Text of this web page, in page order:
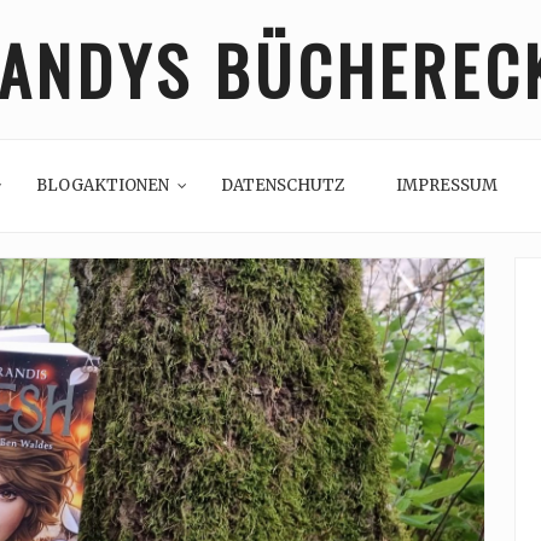
BLOGAKTIONEN DATENSCHUTZ IMPRESSUM